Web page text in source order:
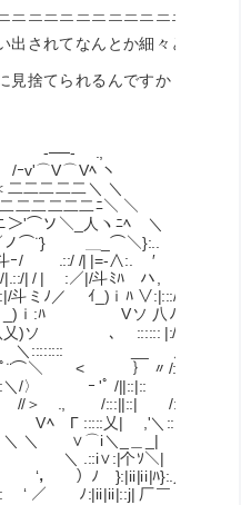
￣￣￣￣￣￣￣￣￣￣￣￣￣
出されてなんとか細々と頑張
れるんですか・・・ツキ
.,
ﾍ ヽ
二＼ ＼
二ﾆ＼ ＼
_人ヽﾆﾍ ＼
＿_⌒＼}:.. ,
/| |=-∧:. ′
:／|/斗ﾐﾊ ハ, }
ｲ_)ｉﾊ ∨:|:::/ |
:ﾊ Vソ 八ﾉ/ :|
､ :::::: |:/ /
__ ／彡' /
< ｝ 〃/::/ ∧
〉 ｰ 'ﾟ /||::|:: / :,
＞ ., /:::||::| /::::.. :,
Vﾍ Г :::::乂| ,'＼::::.. ＼
∨⌒i＼_＿_| |＿_
个ｿ＼| |─‐┴‐＝ﾆ二ﾌ
}:|ii|ii|ﾊ}:.乂_{＿＿＿
:|ii|ii|::j| 厂￣ | | ／